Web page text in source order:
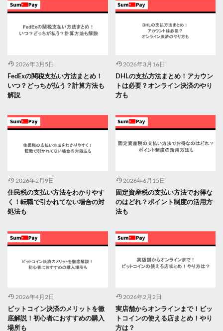
2026年3月5日
FedExの関税支払い方法まとめ！
いつ？どっちが払う？計算方法も
解説
2026年3月16日
DHLの支払方法まとめ！アカウン
トは必要？オンライン決済のやり
方も
2026年2月9日
住民税の支払い方法をわかりやす
く！転職で引かれてない場合の対
処法も
2026年6月15日
固定資産税の支払い方法でお得な
のはどれ？ポイント制度の活用方
法も
2026年4月2日
ビットコイン決済のメリットを徹
底解説！初心者におすすめの購入
場所も
2026年2月2日
実店舗からオンラインまで！ビッ
トコインの使える店まとめ！やり
方は？